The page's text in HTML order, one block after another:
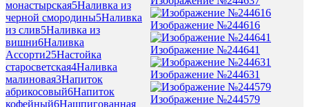
монастырская5Наливка из
черной смородины5Наливка
из слив5Наливка из
вишни6Наливка
Ассорти25Настойка
старосветская4Наливка
малиновая3Напиток
абрикосовый6Напиток
кофейный6Нашпигованная
Изображение №244616
Изображение №244641
Изображение №244631
Изображение №244579